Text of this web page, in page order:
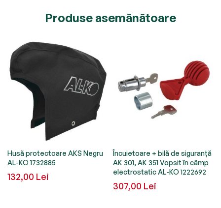
Produse asemănătoare
Husă protectoare AKS Negru
AL-KO 1732885
132,00 Lei
Încuietoare + bilă de siguranță
AK 301, AK 351 Vopsit în câmp
electrostatic AL-KO 1222692
307,00 Lei